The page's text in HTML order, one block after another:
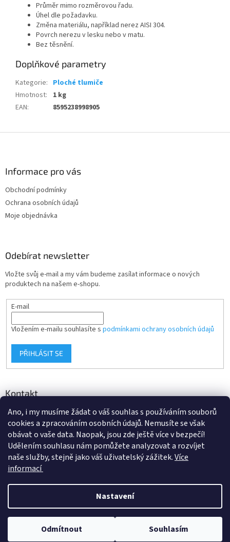
Ano, i my musíme žádat o váš souhlas s používáním souborů
cookies a zpracováním osobních údajů. Nemusíte se však
obávat o vaše data. Naopak, jsou zde ještě více v bezpečí!
Udělením souhlasu nám pomůžete analyzovat a rozvíjet
naše služby, stejně jako váš uživatelský zážitek.Více
informací
Nastavení
Odmítnout Souhlasím
Průměr mimo rozměrovou řadu.
Úhel dle požadavku.
Změna materiálu, například nerez AISI 304.
Povrch nerezu v lesku nebo v matu.
Bez těsnění.
Doplňkové parametry
Kategorie: Ploché tlumiče
Hmotnost:
1 kg
EAN: 8595238998905
Informace pro vás
Obchodní podmínky
Ochrana osobních údajů
Moje objednávka
Odebírat newsletter
Vložte svůj e-mail a my vám budeme zasílat informace o nových
produktech na našem e-shopu.
E-mail
Vložením e-mailu souhlasíte s podmínkami ochrany osobních údajů
PŘIHLÁSIT SE
Kontakt
info@d-klima.cz
+420 517 357 288
Copyright 2026Potrubi.cz. Všechna práva vyhrazena.Upravit